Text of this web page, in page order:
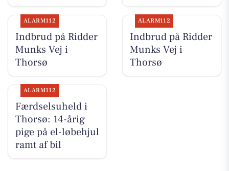
ALARM112
Indbrud på Ridder
Munks Vej i
Thorsø
ALARM112
Indbrud på Ridder
Munks Vej i
Thorsø
ALARM112
Færdselsuheld i
Thorsø: 14-årig
pige på el-løbehjul
ramt af bil